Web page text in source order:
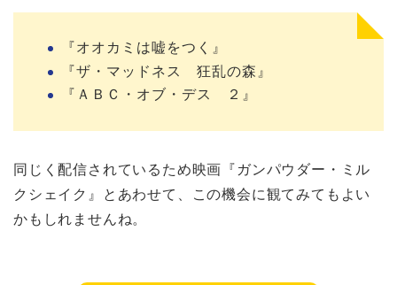
『オオカミは嘘をつく』
『ザ・マッドネス 狂乱の森』
『ＡＢＣ・オブ・デス ２』
同じく配信されているため映画『ガンパウダー・ミル
クシェイク』とあわせて、この機会に観てみてもよい
かもしれませんね。